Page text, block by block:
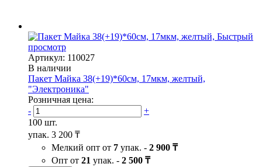
Быстрый
просмотр
Артикул: 110027
В наличии
Пакет Майка 38(+19)*60см, 17мкм, желтый,
"Электроника"
Розничная цена:
-
+
100 шт.
упак. 3 200 ₸
Мелкий опт от 7 упак. - 2 900 ₸
Опт от 21 упак. - 2 500 ₸